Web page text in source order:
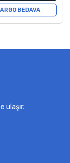
BEDAVA
ulaşır.